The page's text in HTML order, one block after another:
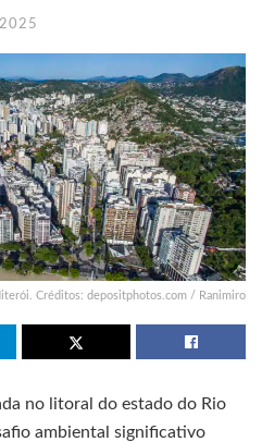
Créditos: depositphotos.com / Ranimiro
no litoral do estado do Rio
ambiental significativo